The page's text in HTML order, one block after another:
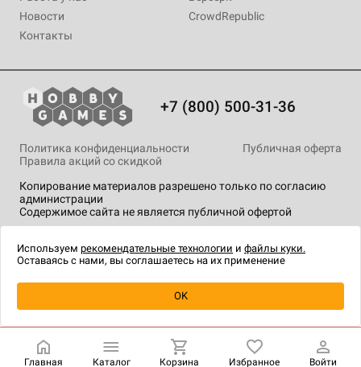
Новости
Контакты
CrowdRepublic
+7 (800) 500-31-36
Копирование материалов разрешено только по согласию
администрации
Содержимое сайта не является публичной офертой
Политика конфиденциальности
Публичная оферта
Правила акций со скидкой
технологии.
Главная Каталог Корзина Избранное Войти
Используем рекомендательные технологии и файлы куки.
Оставаясь с нами, вы соглашаетесь на их применение
OK